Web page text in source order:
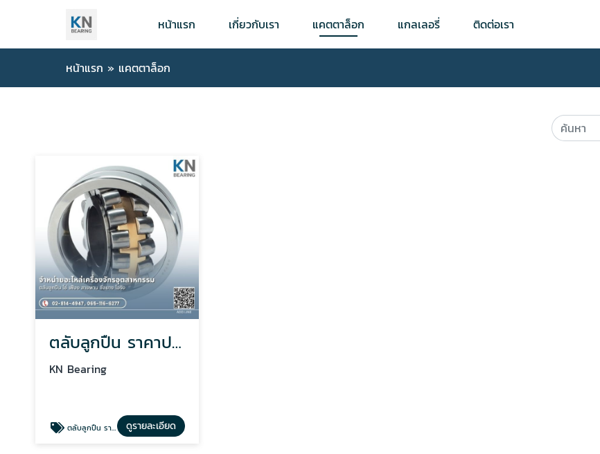
หน้าแรก เกี่ยวกับเรา แคตตาล็อก แกลเลอรี่ ติดต่อเรา
หน้าแรก » แคตตาล็อก
ตลับลูกปืน ราคาปลีก-ส่ง
KN Bearing
ตลับลูกปืน ราคาปลีก-ส่ง ดูรายละเอียด